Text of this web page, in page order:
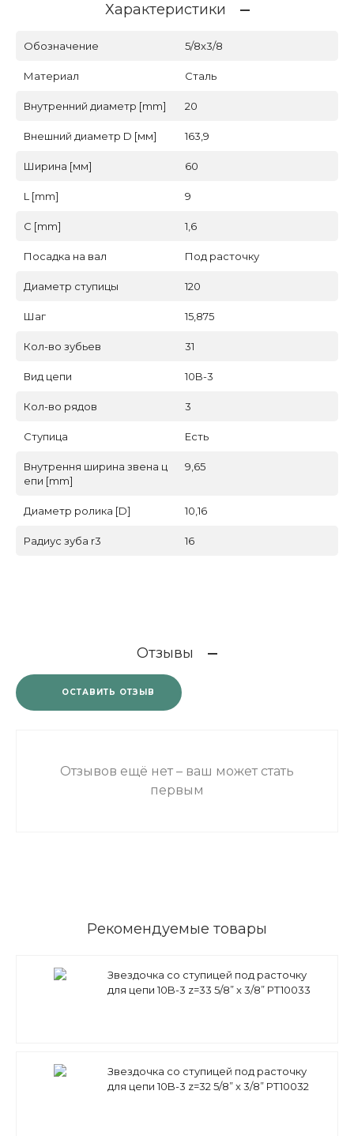
Характеристики
Обозначение 5/8x3/8
Материал Сталь
Внутренний диаметр [mm] 20
Внешний диаметр D [мм] 163,9
Ширина [мм] 60
L [mm] 9
C [mm] 1,6
Посадка на вал Под расточку
Диаметр ступицы 120
Шаг 15,875
Кол-во зубьев 31
Вид цепи 10B-3
Кол-во рядов 3
Ступица Есть
Внутрення ширина звена ц
епи [mm]
9,65
Диаметр ролика [D] 10,16
Радиус зуба r3 16
Отзывы
ОСТАВИТЬ ОТЗЫВ
Отзывов ещё нет – ваш может стать
первым
Рекомендуемые товары
Звездочка со ступицей под расточку
для цепи 10B-3 z=33 5/8” x 3/8” PT10033
Звездочка со ступицей под расточку
для цепи 10B-3 z=32 5/8” x 3/8” PT10032